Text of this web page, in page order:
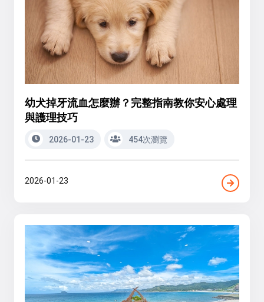
幼犬掉牙流血怎麼辦？完整指南教你安心處理
與護理技巧
2026-01-23 454次瀏覽
2026-01-23